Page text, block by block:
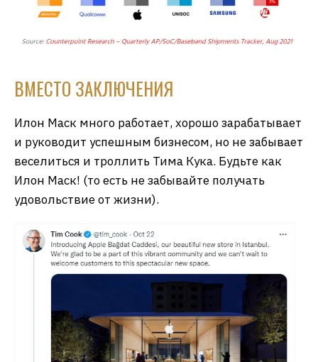
ВМЕСТО ЗАКЛЮЧЕНИЯ
Илон Маск много работает, хорошо зарабатывает
и руководит успешным бизнесом, но не забывает
веселиться и троллить Тима Кука. Будьте как
Илон Маск! (то есть не забывайте получать
удовольствие от жизни).